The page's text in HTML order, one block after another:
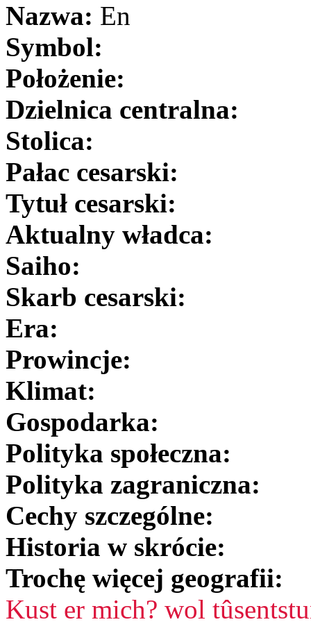
Nazwa: En
Symbol:
Położenie:
Dzielnica centralna:
Stolica:
Pałac cesarski:
Tytuł cesarski:
Aktualny władca:
Saiho:
Skarb cesarski:
Era:
Prowincje:
Klimat:
Gospodarka:
Polityka społeczna:
Polityka zagraniczna:
Cechy szczególne:
Historia w skrócie:
Trochę więcej geografii:
Kust er mich? wol